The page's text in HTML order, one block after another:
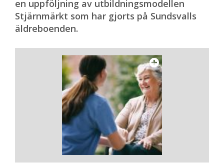
en uppföljning av utbildningsmodellen
Stjärnmärkt som har gjorts på Sundsvalls
äldreboenden.